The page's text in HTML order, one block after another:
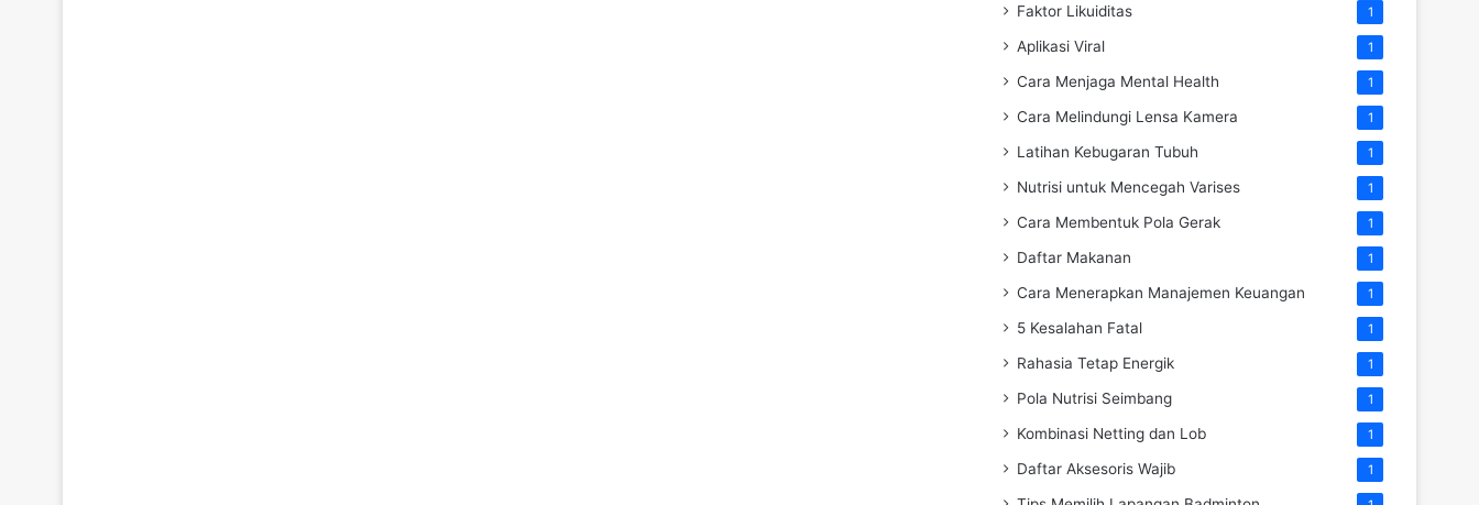
Faktor Likuiditas 1
Aplikasi Viral 1
Cara Menjaga Mental Health 1
Cara Melindungi Lensa Kamera 1
Latihan Kebugaran Tubuh 1
Nutrisi untuk Mencegah Varises 1
Cara Membentuk Pola Gerak 1
Daftar Makanan 1
Cara Menerapkan Manajemen Keuangan 1
5 Kesalahan Fatal 1
Rahasia Tetap Energik 1
Pola Nutrisi Seimbang 1
Kombinasi Netting dan Lob 1
Daftar Aksesoris Wajib 1